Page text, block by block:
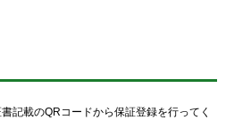
記載のQRコードから保証登録を行ってく